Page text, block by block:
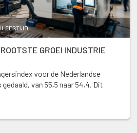
LEESTIJD
GROEI INDUSTRIE
voor de Nederlandse
van 55,5 naar 54,4. Dit